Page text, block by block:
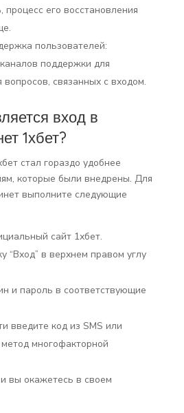
его восстановления
пользователей:
поддержки для
связанных с входом.
вход в
1хбет?
стал гораздо удобнее
которые были внедрены. Для
выполните следующие
сайт 1хбет.
“Вход” в верхнем правом углу
и пароль в соответствующие
введите код из SMS или
многофакторной
вы окажетесь в своем